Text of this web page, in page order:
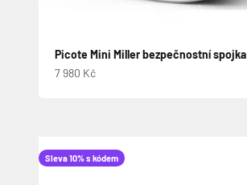
Picote Mini Miller bezpečnostní spojka
Prodejní cena
7 980 Kč
Sleva 10% s kódem